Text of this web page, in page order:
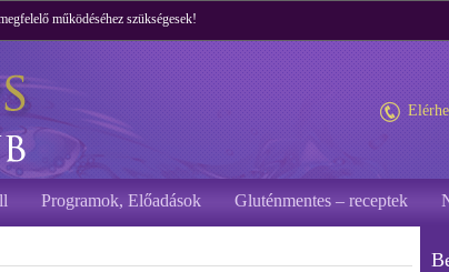
működéséhez szükségesek!
Programok, Előadások Gluténmentes – receptek